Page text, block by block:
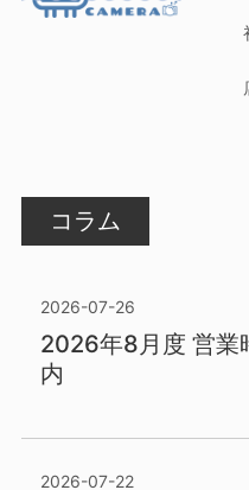
コラム
2026-07-26
2026年8月度 営業
内
2026-07-22